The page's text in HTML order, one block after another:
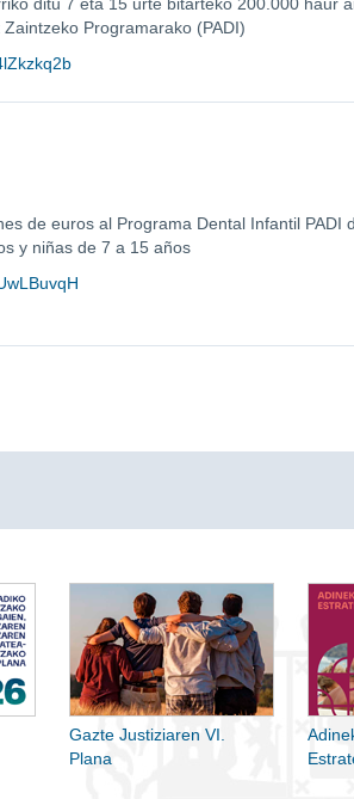
Programarako (PADI)
de euros al Programa Dental Infantil PADI
y niñas de 7 a 15 años
Gazte Justiziaren VI.
Plana